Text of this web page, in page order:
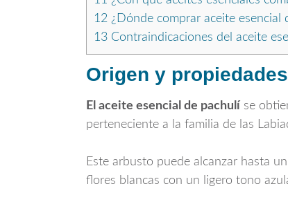
12 ¿Dónde comprar aceite esencial
13 Contraindicaciones del aceite
Origen y
El aceite esencial de pachulí se
perteneciente a la familia de las
Este arbusto puede alcanzar hasta
flores blancas con un ligero tono